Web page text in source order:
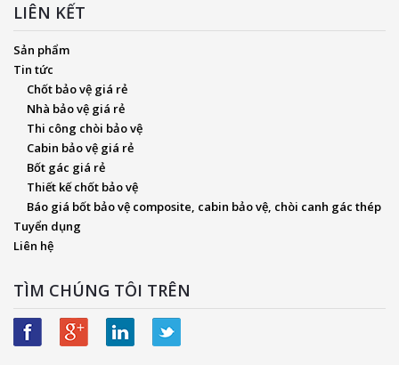
LIÊN KẾT
Sản phẩm
Tin tức
Chốt bảo vệ giá rẻ
Nhà bảo vệ giá rẻ
Thi công chòi bảo vệ
Cabin bảo vệ giá rẻ
Bốt gác giá rẻ
Thiết kế chốt bảo vệ
Báo giá bốt bảo vệ composite, cabin bảo vệ, chòi canh gác thép
Tuyển dụng
Liên hệ
TÌM CHÚNG TÔI TRÊN